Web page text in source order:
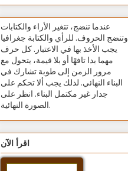
عندما تنضج، تتغير الأراء والكتابات
وتنضج الحروف. للرأي والكتابة جغرافيا
يجب الأخذ بها في الاعتبار. كل حرف
مهما بدا تافهًا أو بلا قيمة، يتحول مع
مرور الزمن إلى طوبة تشارك في
البناء النهائي. لذلك يجب ألا تحكم على
جدار غير مكتمل البناء. انظر على
الصورة النهائية.
اقرأ الآن